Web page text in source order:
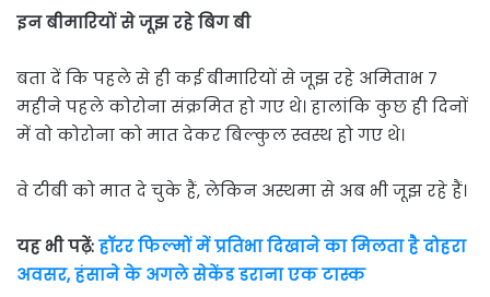
इन बीमारियों से जूझ रहे बिग बी
बता दें कि पहले से ही कई बीमारियों से जूझ रहे अमिताभ 7
महीने पहले कोरोना संक्रमित हो गए थे। हालांकि कुछ ही दिनों
में वो कोरोना को मात देकर बिल्कुल स्वस्थ हो गए थे।
वे टीबी को मात दे चुके हैं, लेकिन अस्थमा से अब भी जूझ रहे हैं।
यह भी पढ़ें:हॉरर फिल्मों में प्रतिभा दिखाने का मिलता है दोहरा
अवसर, हंसाने के अगले सेकेंड डराना एक टास्क